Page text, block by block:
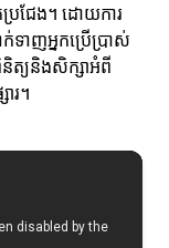
រជែង។ ដោយការ
ទាញអ្នកប្រើប្រាស់
និត្យនិងសិក្សាអំពី
រ។